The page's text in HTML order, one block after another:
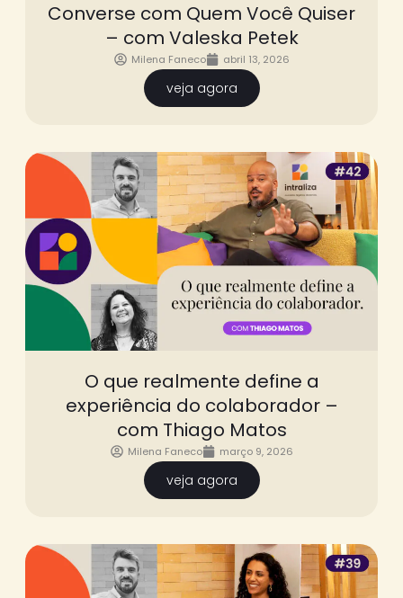
Converse com Quem Você Quiser
– com Valeska Petek
Milena Faneco abril 13, 2026
veja agora
O que realmente define a
experiência do colaborador –
com Thiago Matos
Milena Faneco março 9, 2026
veja agora